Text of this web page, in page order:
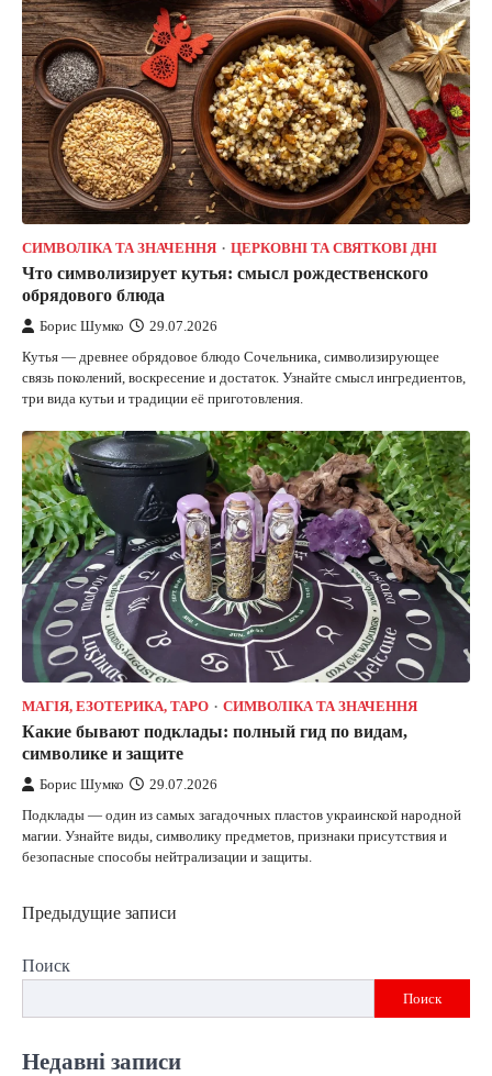
СИМВОЛІКА ТА ЗНАЧЕННЯ ЦЕРКОВНІ ТА СВЯТКОВІ ДНІ
Что символизирует кутья: смысл рождественского
обрядового блюда
Борис Шумко 29.07.2026
Кутья — древнее обрядовое блюдо Сочельника, символизирующее
связь поколений, воскресение и достаток. Узнайте смысл ингредиентов,
три вида кутьи и традиции её приготовления.
МАГІЯ, ЕЗОТЕРИКА, ТАРО СИМВОЛІКА ТА ЗНАЧЕННЯ
Какие бывают подклады: полный гид по видам,
символике и защите
Борис Шумко 29.07.2026
Подклады — один из самых загадочных пластов украинской народной
магии. Узнайте виды, символику предметов, признаки присутствия и
безопасные способы нейтрализации и защиты.
Навигация
записям
Предыдущие записи
Поиск
Поиск
Недавні записи